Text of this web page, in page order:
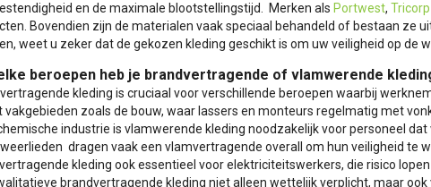
en de maximale blootstellingstijd. Merken als Portwest, Tricorp
Bovendien zijn de materialen vaak speciaal behandeld of bestaan ze
weet u zeker dat de gekozen kleding geschikt is om uw veiligheid op de
beroepen heb je brandvertragende of vlamwerende
kleding is cruciaal voor verschillende beroepen waarbij
vakgebieden zoals de bouw, waar lassers en monteurs regelmatig met
industrie is vlamwerende kleding noodzakelijk voor personeel
dragen vaak een vlamvertragende overall om hun veiligheid te
kleding ook essentieel voor elektriciteitswerkers, die risico
brandvertragende kleding niet alleen wettelijk verplicht, maar